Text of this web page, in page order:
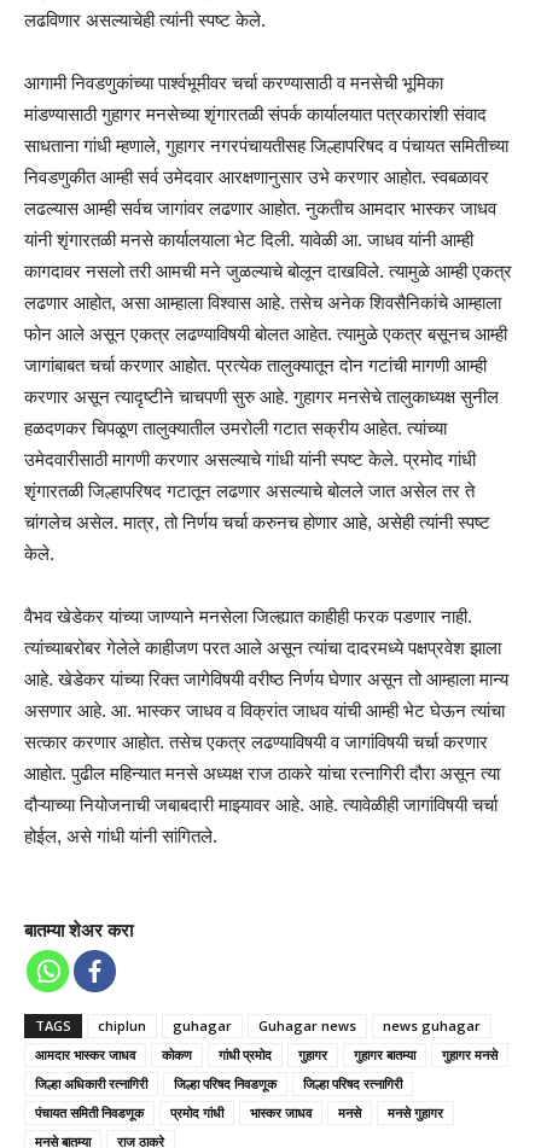
लढविणार असल्याचेही त्यांनी स्पष्ट केले.
आगामी निवडणुकांच्या पार्श्वभूमीवर चर्चा करण्यासाठी व मनसेची भूमिका
मांडण्यासाठी गुहागर मनसेच्या शृंगारतळी संपर्क कार्यालयात पत्रकारांशी संवाद
साधताना गांधी म्हणाले, गुहागर नगरपंचायतीसह जिल्हापरिषद व पंचायत समितीच्या
निवडणुकीत आम्ही सर्व उमेदवार आरक्षणानुसार उभे करणार आहोत. स्वबळावर
लढल्यास आम्ही सर्वच जागांवर लढणार आहोत. नुकतीच आमदार भास्कर जाधव
यांनी शृंगारतळी मनसे कार्यालयाला भेट दिली. यावेळी आ. जाधव यांनी आम्ही
कागदावर नसलो तरी आमची मने जुळल्याचे बोलून दाखविले. त्यामुळे आम्ही एकत्र
लढणार आहोत, असा आम्हाला विश्वास आहे. तसेच अनेक शिवसैनिकांचे आम्हाला
फोन आले असून एकत्र लढण्याविषयी बोलत आहेत. त्यामुळे एकत्र बसूनच आम्ही
जागांबाबत चर्चा करणार आहोत. प्रत्येक तालुक्यातून दोन गटांची मागणी आम्ही
करणार असून त्यादृष्टीने चाचपणी सुरु आहे. गुहागर मनसेचे तालुकाध्यक्ष सुनील
हळदणकर चिपळूण तालुक्यातील उमरोली गटात सक्रीय आहेत. त्यांच्या
उमेदवारीसाठी मागणी करणार असल्याचे गांधी यांनी स्पष्ट केले. प्रमोद गांधी
शृंगारतळी जिल्हापरिषद गटातून लढणार असल्याचे बोलले जात असेल तर ते
चांगलेच असेल. मात्र, तो निर्णय चर्चा करुनच होणार आहे, असेही त्यांनी स्पष्ट
केले.
वैभव खेडेकर यांच्या जाण्याने मनसेला जिल्ह्यात काहीही फरक पडणार नाही.
त्यांच्याबरोबर गेलेले काहीजण परत आले असून त्यांचा दादरमध्ये पक्षप्रवेश झाला
आहे. खेडेकर यांच्या रिक्त जागेविषयी वरीष्ठ निर्णय घेणार असून तो आम्हाला मान्य
असणार आहे. आ. भास्कर जाधव व विक्रांत जाधव यांची आम्ही भेट घेऊन त्यांचा
सत्कार करणार आहोत. तसेच एकत्र लढण्याविषयी व जागांविषयी चर्चा करणार
आहोत. पुढील महिन्यात मनसे अध्यक्ष राज ठाकरे यांचा रत्नागिरी दौरा असून त्या
दौऱ्याच्या नियोजनाची जबाबदारी माझ्यावर आहे. आहे. त्यावेळीही जागांविषयी चर्चा
होईल, असे गांधी यांनी सांगितले.
बातम्या शेअर करा
TAGS chiplun guhagar Guhagar news
news guhagar
आमदार भास्कर जाधव
कोकण गांधी प्रमोद गुहागर गुहागर बातम्या
गुहागर मनसे
जिल्हा अधिकारी रत्नागिरी
जिल्हा परिषद निवडणूक
जिल्हा परिषद रत्नागिरी
पंचायत समिती निवडणूक
प्रमोद गांधी भास्कर जाधव मनसे
मनसे गुहागर
मनसे बातम्या
राज ठाकरे